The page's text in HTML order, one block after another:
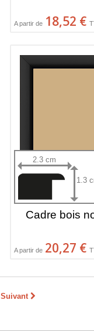
A partir de 18,52 €
2.3 cm
1.3
Cadre bois
A partir de 20,27 €
Suivant